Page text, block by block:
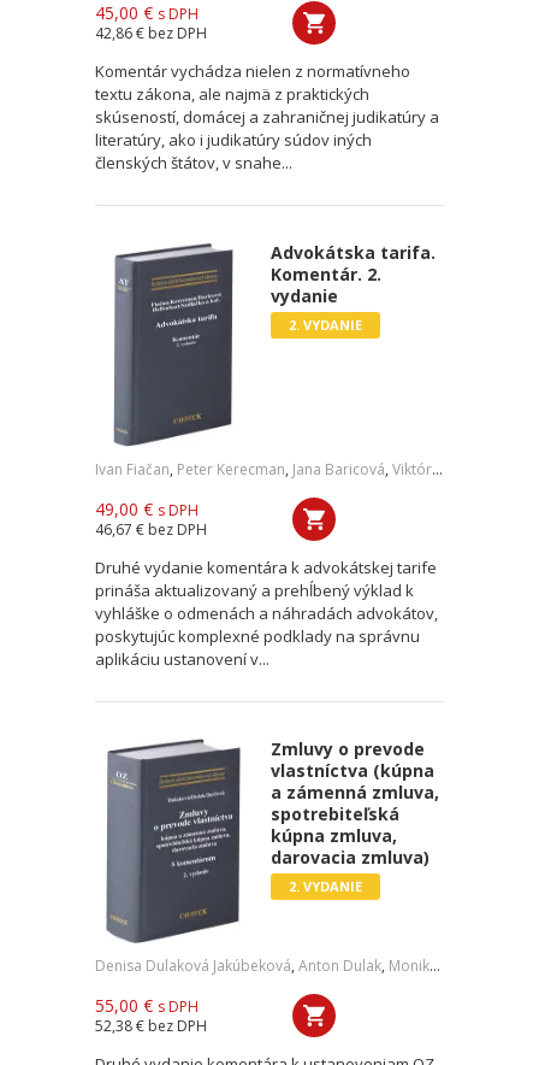
45,00 € s DPH
42,86 € bez DPH
Komentár vychádza nielen z normatívneho
textu zákona, ale najmä z praktických
skúseností, domácej a zahraničnej judikatúry a
literatúry, ako i judikatúry súdov iných
členských štátov, v snahe...
Advokátska tarifa.
Komentár. 2.
vydanie
2. VYDANIE
Ivan Fiačan, Peter Kerecman, Jana Baricová, Viktória Hellenbart
49,00 € s DPH
46,67 € bez DPH
Druhé vydanie komentára k advokátskej tarife
prináša aktualizovaný a prehĺbený výklad k
vyhláške o odmenách a náhradách advokátov,
poskytujúc komplexné podklady na správnu
aplikáciu ustanovení v...
Zmluvy o prevode
vlastníctva (kúpna
a zámenná zmluva,
spotrebiteľská
kúpna zmluva,
darovacia zmluva)
2. VYDANIE
Denisa Dulaková Jakúbeková, Anton Dulak, Monika Jurčová
55,00 € s DPH
52,38 € bez DPH